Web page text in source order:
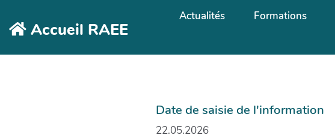
Accueil RAEE
Actualités Formations
Date de saisie de l'information
22.05.2026